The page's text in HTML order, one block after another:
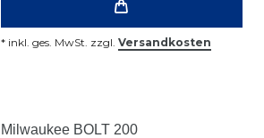
* inkl. ges. MwSt. zzgl. Versandkosten
Milwaukee BOLT 200